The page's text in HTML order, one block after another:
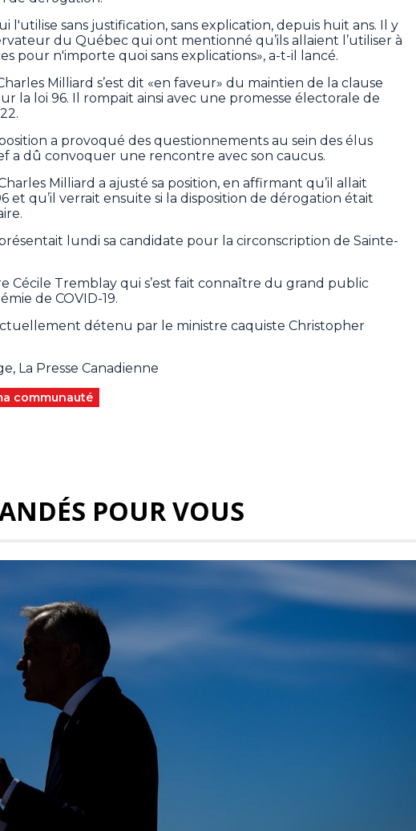
l'utilise sans justification, sans explication, depuis huit ans. Il y
du Québec qui ont mentionné qu’ils allaient l’utiliser à
pour n'importe quoi sans explications», a-t-il lancé.
Milliard s’est dit «en faveur» du maintien de la clause
la loi 96. Il rompait ainsi avec une promesse électorale de
a provoqué des questionnements au sein des élus
a dû convoquer une rencontre avec son caucus.
Milliard a ajusté sa position, en affirmant qu’il allait
et qu’il verrait ensuite si la disposition de dérogation était
lundi sa candidate pour la circonscription de Sainte-
Cécile Tremblay qui s’est fait connaître du grand public
de COVID-19.
détenu par le ministre caquiste Christopher
La Presse Canadienne
communauté
POUR VOUS